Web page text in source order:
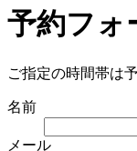
予約フォ
ご指定の時間帯は
名前
メール